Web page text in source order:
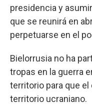
presidencia y
que se reunirá en
perpetuarse en el
Bielorrusia no ha
tropas en la guerra
territorio para que
territorio ucraniano.